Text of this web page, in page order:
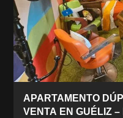
APARTAMENTO
VENTA EN GUÉLIZ